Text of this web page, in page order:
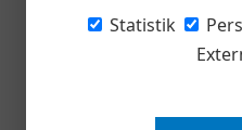
Statistikund
eine
darstellen.